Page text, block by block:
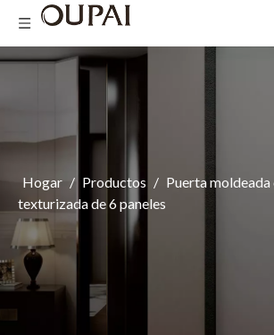
Hogar / Productos / Puerta
texturizada de 6 paneles